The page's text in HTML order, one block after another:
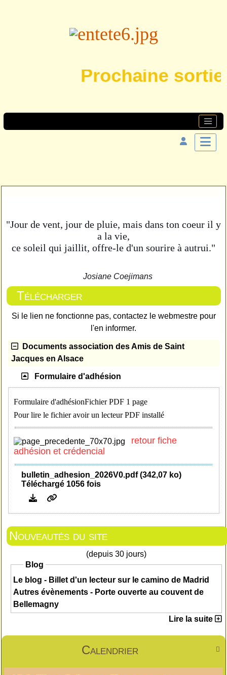
Prochaine sortie

Calendrier
"Jour de vent, jour de pluie, mais dans ton coeur il y
a la vie,
ce soleil qui jaillit, offre-le d'un sourire à autrui."
Josiane Coejimans
Télécharger
Si le lien ne fonctionne pas, contactez le webmestre pour
l'en informer.
Documents association des Amis de Saint
Jacques en Alsace
Formulaire d'adhésion
Formulaire d'adhésionFichier PDF 1 page
Pour lire le fichier avoir un lecteur PDF installé
retour fiche
adhésion et crédencial
bulletin_adhesion_2026V0.pdf (342,07 ko)
Téléchargé 1056 fois
Nouveautés du site
(depuis 30 jours)
Blog
Le blog - Billet d'un lecteur sur le camino de Madrid
Autres évènements - Porte ouverte au couvent de
Bellemagny
Lire la suite